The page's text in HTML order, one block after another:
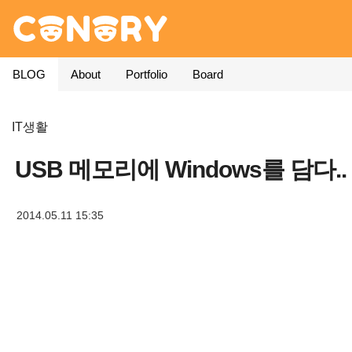
BLOG About Portfolio Board
IT생활
USB 메모리에 Windows를 담다
2014.05.11 15:35